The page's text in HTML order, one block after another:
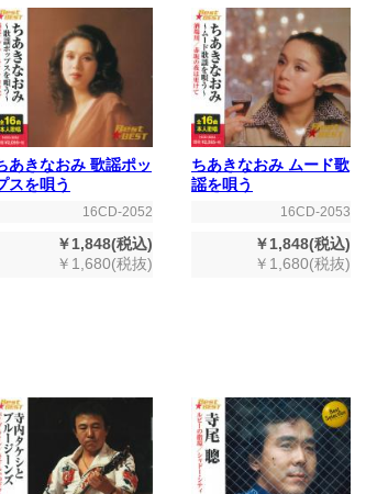
あきなおみ 歌謡ポッ
スを唄う
16CD-2052
￥1,848(税込)
￥1,680(税抜)
ちあきなおみ ムード歌
謡を唄う
16CD-2053
￥1,848(税込)
￥1,680(税抜)